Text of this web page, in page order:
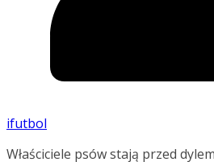
ifutbol
Właściciele psów stają przed